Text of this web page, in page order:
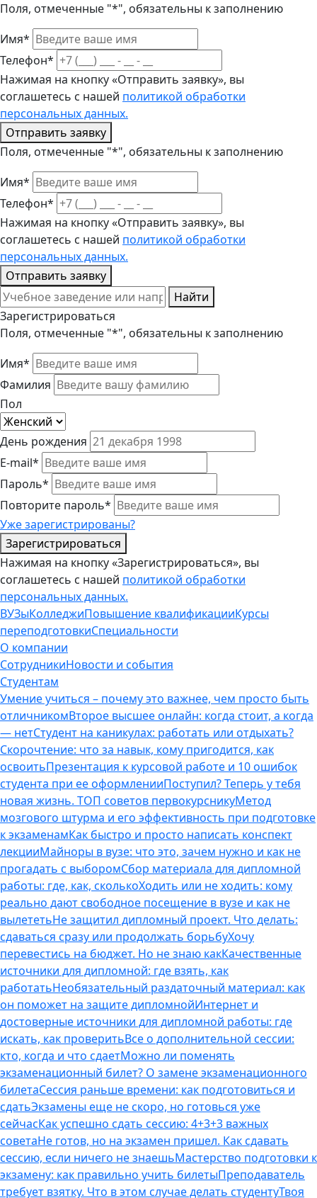
Поля, отмеченные "*", обязательны к заполнению
Имя*
Телефон*
Нажимая на кнопку «Отправить заявку», вы
соглашетесь с нашей политикой обработки
персональных данных.
Отправить заявку
Поля, отмеченные "*", обязательны к заполнению
Имя*
Телефон*
Нажимая на кнопку «Отправить заявку», вы
соглашетесь с нашей политикой обработки
персональных данных.
Отправить заявку
Найти
Зарегистрироваться
Поля, отмеченные "*", обязательны к заполнению
Имя*
Фамилия
Пол
День рождения
E-mail*
Пароль*
Повторите пароль*
Уже зарегистрированы?
Зарегистрироваться
Нажимая на кнопку «Зарегистрироваться», вы
соглашетесь с нашей политикой обработки
персональных данных.
ВУЗыКолледжиПовышение квалификацииКурсы
переподготовкиСпециальности
О компании
СотрудникиНовости и события
Студентам
Умение учиться – почему это важнее, чем просто быть
отличникомВторое высшее онлайн: когда стоит, а когда
— нетСтудент на каникулах: работать или отдыхать?
Скорочтение: что за навык, кому пригодится, как
освоитьПрезентация к курсовой работе и 10 ошибок
студента при ее оформленииПоступил? Теперь у тебя
новая жизнь. ТОП советов первокурсникуМетод
мозгового штурма и его эффективность при подготовке
к экзаменамКак быстро и просто написать конспект
лекцииМайноры в вузе: что это, зачем нужно и как не
прогадать с выборомСбор материала для дипломной
работы: где, как, сколькоХодить или не ходить: кому
реально дают свободное посещение в вузе и как не
вылететьНе защитил дипломный проект. Что делать:
сдаваться сразу или продолжать борьбуХочу
перевестись на бюджет. Но не знаю какКачественные
источники для дипломной: где взять, как
работатьНеобязательный раздаточный материал: как
он поможет на защите дипломнойИнтернет и
достоверные источники для дипломной работы: где
искать, как проверитьВсе о дополнительной сессии:
кто, когда и что сдаетМожно ли поменять
экзаменационный билет? О замене экзаменационного
билетаСессия раньше времени: как подготовиться и
сдатьЭкзамены еще не скоро, но готовься уже
сейчасКак успешно сдать сессию: 4+3+3 важных
советаНе готов, но на экзамен пришел. Как сдавать
сессию, если ничего не знаешьМастерство подготовки к
экзамену: как правильно учить билетыПреподаватель
требует взятку. Что в этом случае делать студентуТвоя